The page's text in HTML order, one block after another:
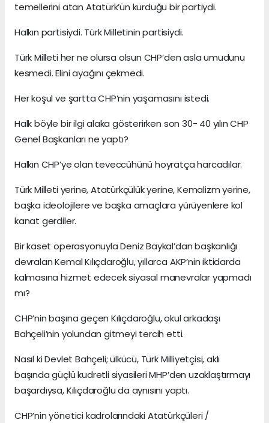
temellerini atan Atatürk’ün kurduğu bir partiydi.
Halkın partisiydi. Türk Milletinin partisiydi.
Türk Milleti her ne olursa olsun CHP’den asla umudunu
kesmedi. Elini ayağını çekmedi.
Her koşul ve şartta CHP’nin yaşamasını istedi.
Halk böyle bir ilgi alaka gösterirken son 30- 40 yılın CHP
Genel Başkanları ne yaptı?
Halkın CHP’ye olan teveccühünü hoyratça harcadılar.
Türk Milleti yerine, Atatürkçülük yerine, Kemalizm yerine,
başka ideolojilere ve başka amaçlara yürüyenlere kol
kanat gerdiler.
Bir kaset operasyonuyla Deniz Baykal’dan başkanlığı
devralan Kemal Kılıçdaroğlu, yıllarca AKP’nin iktidarda
kalmasına hizmet edecek siyasal manevralar yapmadı
mı?
CHP’nin başına geçen Kılıçdaroğlu, okul arkadaşı
Bahçeli’nin yolundan gitmeyi tercih etti.
Nasıl ki Devlet Bahçeli; ülkücü, Türk Milliyetçisi, aklı
başında güçlü kudretli siyasileri MHP’den uzaklaştırmayı
başardıysa, Kılıçdaroğlu da aynısını yaptı.
CHP’nin yönetici kadrolarındaki Atatürkçüleri /